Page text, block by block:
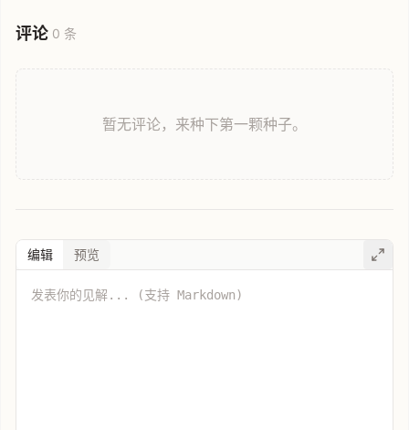
评论 0 条
暂无评论，来种下第一颗种子。
编辑 预览